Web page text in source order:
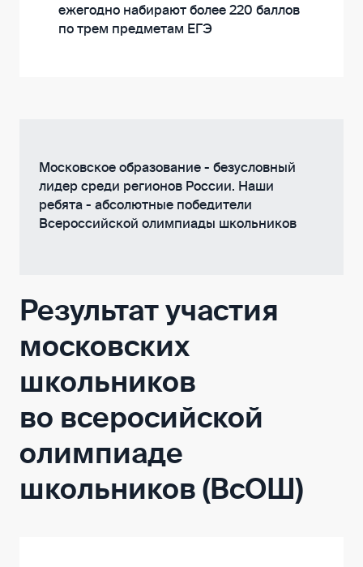
ежегодно набирают более 220 баллов
по трем предметам ЕГЭ
Результат участия
московских
школьников
во всеросийской
олимпиаде
школьников (ВсОШ)
Московское образование - безусловный
лидер среди регионов России. Наши
ребята - абсолютные победители
Всероссийской олимпиады школьников